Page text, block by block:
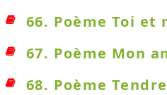
66. Poème Toi et
67. Poème Mon
68. Poème